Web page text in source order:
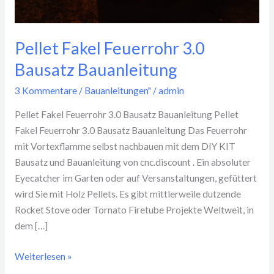
Pellet Fakel Feuerrohr 3.0
Bausatz Bauanleitung
3 Kommentare / Bauanleitungen" /admin
Pellet Fakel Feuerrohr 3.0 Bausatz Bauanleitung Pellet
Fakel Feuerrohr 3.0 Bausatz Bauanleitung Das Feuerrohr
mit Vortexflamme selbst nachbauen mit dem DIY KIT
Bausatz und Bauanleitung von cnc.discount . Ein absoluter
Eyecatcher im Garten oder auf Versanstaltungen, gefüttert
wird Sie mit Holz Pellets. Es gibt mittlerweile dutzende
Rocket Stove oder Tornato Firetube Projekte Weltweit, in
dem […]
Weiterlesen »